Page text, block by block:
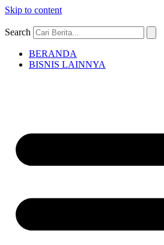
Skip to content
Search
BERANDA
BISNIS LAINNYA